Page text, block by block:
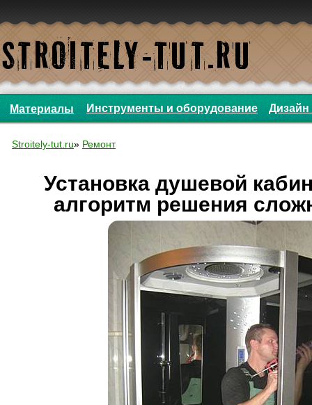
Материалы Инструменты и оборудование Дизайн
Stroitely-tut.ru» Ремонт
Установка душевой
алгоритм решения